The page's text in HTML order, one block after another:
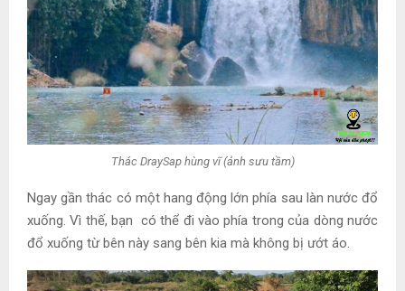
Thác DraySap hùng vĩ (ảnh sưu tầm)
Ngay gần thác có một hang động lớn phía sau làn nước đổ
xuống. Vì thế, bạn có thể đi vào phía trong của dòng nước
đổ xuống từ bên này sang bên kia mà không bị ướt áo.